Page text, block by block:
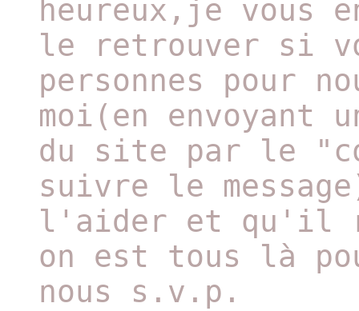
heureux,je vous
le retrouver si
personnes pour
moi(en envoyant
du site par le
suivre le
l'aider et qu'il
on est tous là
nous s.v.p.